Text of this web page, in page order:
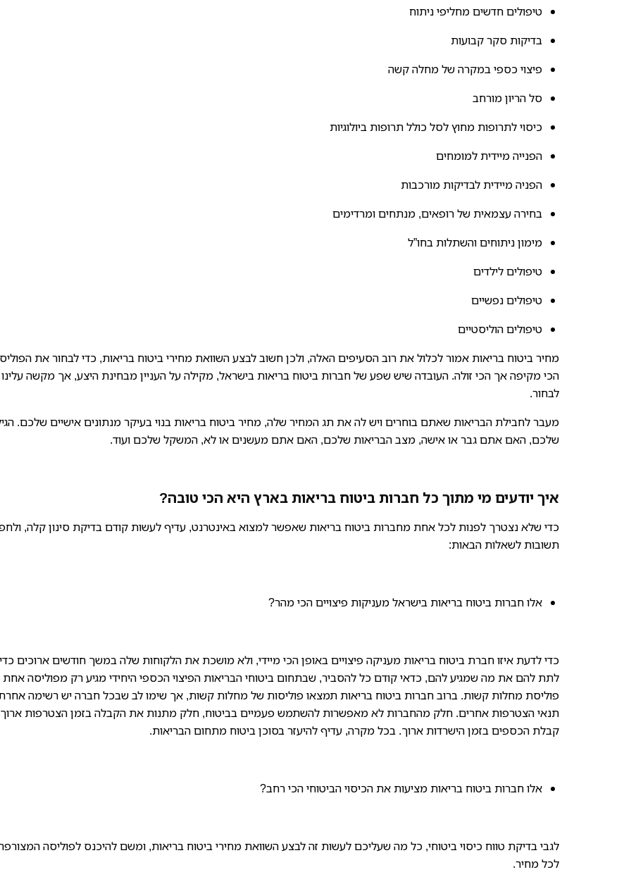
טיפולים חדשים מחליפי ניתוח
בדיקות סקר קבועות
פיצוי כספי במקרה של מחלה קשה
סל הריון מורחב
כיסוי לתרופות מחוץ לסל כולל תרופות ביולוגיות
הפנייה מיידית למומחים
הפניה מיידית לבדיקות מורכבות
בחירה עצמאית של רופאים, מנתחים ומרדימים
מימון ניתוחים והשתלות בחו”ל
טיפולים לילדים
טיפולים נפשיים
טיפולים הוליסטיים
מחיר ביטוח בריאות אמור לכלול את רוב הסעיפים האלה, ולכן חשוב לבצע השוואת מחירי ביטוח בריאות, כדי לבחור את
הכי מקיפה אך הכי זולה. העובדה שיש שפע של חברות ביטוח בריאות בישראל, מקילה על העניין מבחינת היצע, אך מקשה עלינו
לבחור.
מעבר לחבילת הבריאות שאתם בוחרים ויש לה את תג המחיר שלה, מחיר ביטוח בריאות בנוי בעיקר מנתונים אישיים שלכם.
שלכם, האם אתם גבר או אישה, מצב הבריאות שלכם, האם אתם מעשנים או לא, המשקל שלכם ועוד.
איך יודעים מי מתוך כל חברות ביטוח בריאות בארץ היא הכי טובה?
כדי שלא נצטרך לפנות לכל אחת מחברות ביטוח בריאות שאפשר למצוא באינטרנט, עדיף לעשות קודם בדיקת סינון קלה,
תשובות לשאלות הבאות:
אלו חברות ביטוח בריאות בישראל מעניקות פיצויים הכי מהר?
כדי לדעת איזו חברת ביטוח בריאות מעניקה פיצויים באופן הכי מיידי, ולא מושכת את הלקוחות שלה במשך חודשים ארוכים כדי
לתת להם את מה שמגיע להם, כדאי קודם כל להסביר, שבתחום ביטוחי הבריאות הפיצוי הכספי היחידי מגיע רק מפוליסה
פוליסת מחלות קשות. ברוב חברות ביטוח בריאות תמצאו פוליסות של מחלות קשות, אך שימו לב שבכל חברה יש רשימה
תנאי הצטרפות אחרים. חלק מהחברות לא מאפשרות להשתמש פעמיים בביטוח, חלק מתנות את הקבלה בזמן הצטרפות
קבלת הכספים בזמן הישרדות ארוך. בכל מקרה, עדיף להיעזר בסוכן ביטוח מתחום הבריאות.
אלו חברות ביטוח בריאות מציעות את הכיסוי הביטוחי הכי רחב?
לגבי בדיקת טווח כיסוי ביטוחי, כל מה שעליכם לעשות זה לבצע השוואת מחירי ביטוח בריאות, ומשם להיכנס לפוליסה
לכל מחיר.